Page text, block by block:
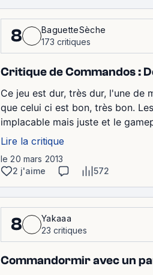
8
BaguetteSèche
173 critiques
Critique de Commandos :
Ce jeu est dur, très dur, l'une de
que celui ci est bon, très bon.
implacable mais juste et le
Lire la critique
le 20 mars 2013
2 j'aime
572
8
Yakaaa
23 critiques
Commandormir avec un